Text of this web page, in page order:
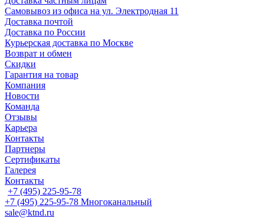
Самовывоз из офиса на ул. Электродная 11
Доставка почтой
Доставка по России
Курьерская доставка по Москве
Возврат и обмен
Скидки
Гарантия на товар
Компания
Новости
Команда
Отзывы
Карьера
Контакты
Партнеры
Сертификаты
Галерея
Контакты
+7 (495) 225-95-78
+7 (495) 225-95-78 Многоканальный
sale@ktnd.ru